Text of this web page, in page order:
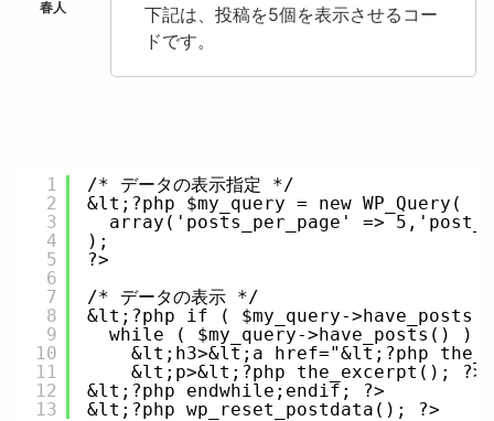
下記は、投稿を5個を表示させるコー
ドです。
1
2
3
4
5
6
7
8
9
10
11
12
13
/* データの表示指定 */
&lt;?php $my_query = new WP_Query(
array('posts_per_page' =>
);
?>
/* データの表示 */
&lt;?php if ( $my_query-
while ( $my_query->have_posts() )
&lt;h3>&lt;a href="&lt;?php
&lt;p>&lt;?php the_excerpt();
&lt;?php endwhile;endif; ?>
&lt;?php wp_reset_postdata(); ?>